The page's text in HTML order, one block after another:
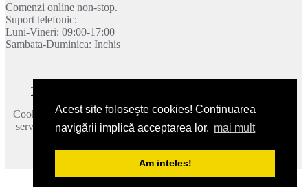
Acest site foloseşte cookies! Continuarea
navigării implică acceptarea lor. mai mult
Am inteles!
Comenzi online non-stop.
Suport telefonic:
Luni-Vineri: 09:00-17:00
Sambata-Duminica: Inchis
Termeni si conditii
Cookie-urile ne ajuta sa oferim serviciile noastre. Utilizand aceste
servicii, acceptati modul in care utilizam cookie-urile.Mai multe
2026 © JeepGaraj.ro - Toate drepturile rezervate.